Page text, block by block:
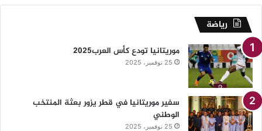
رياضة
موريتانيا تودع كأس العرب2025
25 نوفمبر، 2025
سفير موريتانيا في قطر يزور بعثة المنتخب
الوطني
25 نوفمبر، 2025